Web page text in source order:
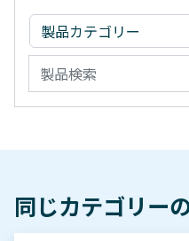
検索:
同じカテゴリー